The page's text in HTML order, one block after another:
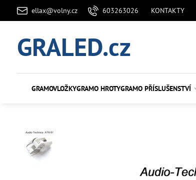
ellax@volny.cz 603263026 KONTAKTY
GRALED.cz
GRAMOVLOŽKYGRAMO HROTYGRAMO PŘÍSLUŠENSTVÍ